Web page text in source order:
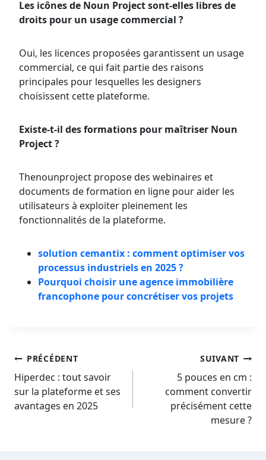
Les icônes de Noun Project sont-elles libres de
droits pour un usage commercial ?
Oui, les licences proposées garantissent un usage
commercial, ce qui fait partie des raisons
principales pour lesquelles les designers
choisissent cette plateforme.
Existe-t-il des formations pour maîtriser Noun
Project ?
Thenounproject propose des webinaires et
documents de formation en ligne pour aider les
utilisateurs à exploiter pleinement les
fonctionnalités de la plateforme.
solution cemantix : comment optimiser vos
processus industriels en 2025 ?
Pourquoi choisir une agence immobilière
francophone pour concrétiser vos projets
Navigation
de
l’article
PRÉCÉDENT
Hiperdec : tout savoir
sur la plateforme et ses
avantages en 2025
SUIVANT
5 pouces en cm :
comment convertir
précisément cette
mesure ?